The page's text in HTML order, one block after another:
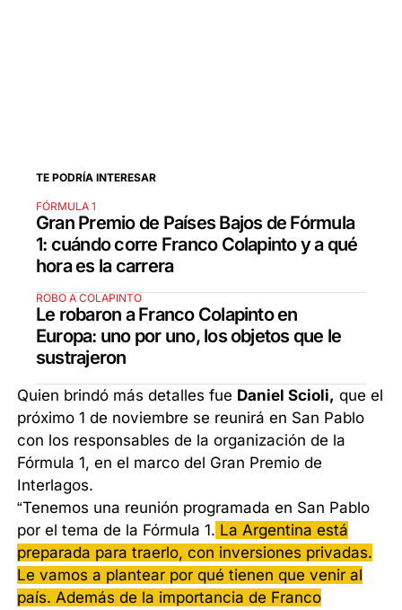
TE PODRÍA INTERESAR
FÓRMULA 1
Gran Premio de Países Bajos de Fórmula
1: cuándo corre Franco Colapinto y a qué
hora es la carrera
ROBO A COLAPINTO
Le robaron a Franco Colapinto en
Europa: uno por uno, los objetos que le
sustrajeron
Quien brindó más detalles fue Daniel Scioli, que el
próximo 1 de noviembre se reunirá en San Pablo
con los responsables de la organización de la
Fórmula 1, en el marco del Gran Premio de
Interlagos.
“Tenemos una reunión programada en San Pablo
por el tema de la Fórmula 1. La Argentina está
preparada para traerlo, con inversiones privadas.
Le vamos a plantear por qué tienen que venir al
país. Además de la importancia de Franco